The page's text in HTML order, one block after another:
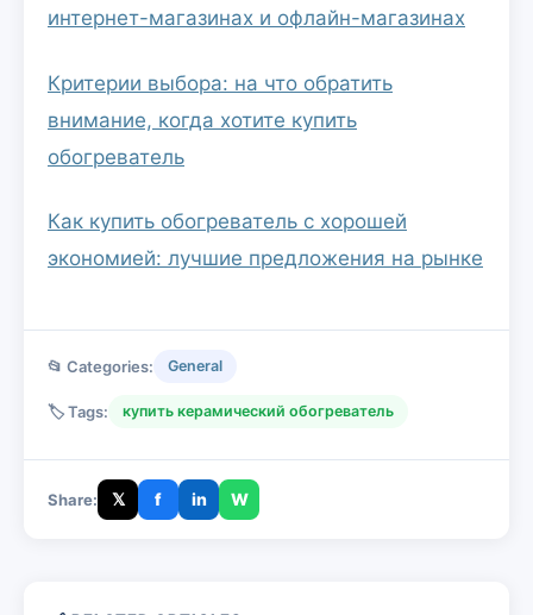
интернет-магазинах и офлайн-магазинах
Критерии выбора: на что обратить
внимание, когда хотите купить
обогреватель
Как купить обогреватель с хорошей
экономией: лучшие предложения на рынке
📂 Categories: General
🏷️ Tags: купить керамический обогреватель
Share: 𝕏 f in W